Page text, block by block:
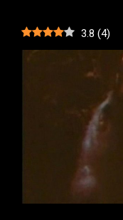
3.8 (4)